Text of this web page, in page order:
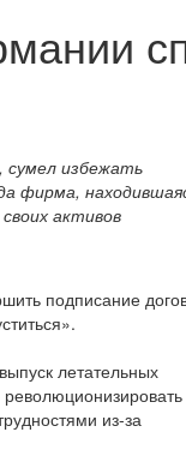
сумел избежать
фирма,
активов
подписание
летательных
из-за